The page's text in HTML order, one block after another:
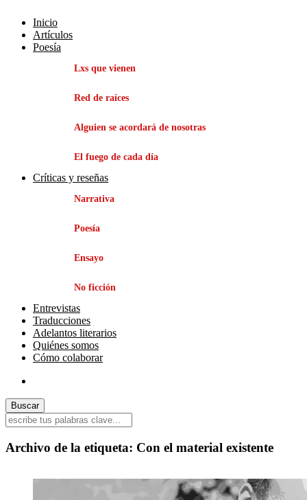
Inicio
Artículos
Poesía
Lxs que vienen
Red de raíces
Alguien se acordará de nosotras
El fuego de cada día
Críticas y reseñas
Narrativa
Poesía
Ensayo
No ficción
Entrevistas
Traducciones
Adelantos literarios
Quiénes somos
Cómo colaborar
Archivo de la etiqueta: Con el material existente